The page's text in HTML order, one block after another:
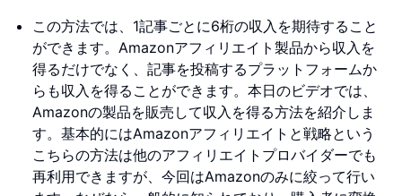
この方法では、1記事ごとに6桁の収入を期待すること
ができます。Amazonアフィリエイト製品から収入を
得るだけでなく、記事を投稿するプラットフォームか
らも収入を得ることができます。本日のビデオでは、
Amazonの製品を販売して収入を得る方法を紹介しま
す。基本的にはAmazonアフィリエイトと戦略という
こちらの方法は他のアフィリエイトプロバイダーでも
再利用できますが、今回はAmazonのみに絞って行い